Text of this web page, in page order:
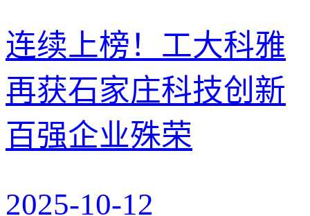
连续上榜！工大科雅
再获石家庄科技创新
百强企业殊荣
2025-10-12